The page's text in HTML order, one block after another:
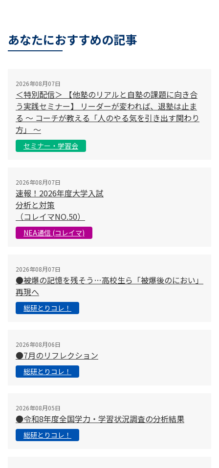
あなたにおすすめの記事
2026年08月07日
＜特別配信＞ 【他塾のリアルと自塾の課題に向き合
う実践セミナー】 リーダーが変われば、退塾は止ま
る 〜 コーチが教える「人のやる気を引き出す関わり
方」 〜
セミナー・学習会
2026年08月07日
速報！2026年度大学入試
分析と対策
（コレイマNO.50）
NEA通信 (コレイマ)
2026年08月07日
●被爆の記憶を残そう…高校生ら「被爆後のにおい」
再現へ
総研とりコレ！
2026年08月06日
●7月のリフレクション
総研とりコレ！
2026年08月05日
●令和8年度全国学力・学習状況調査の分析結果
総研とりコレ！